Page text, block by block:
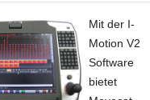
Mit der I-
Motion V2
Software
bietet